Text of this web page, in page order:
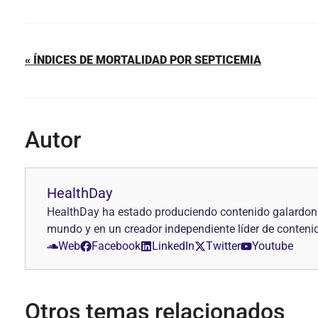
« ÍNDICES DE MORTALIDAD POR SEPTICEMIA
Autor
HealthDay
HealthDay ha estado produciendo contenido
mundo y en un creador independiente líder de
Web
Facebook LinkedIn Twitter Youtube
Otros temas relacionados